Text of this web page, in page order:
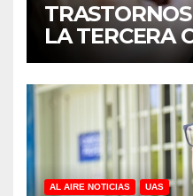
LA TERCERA
REVELA
CIDOCS DE
AL AIRE NOTICIAS UAS